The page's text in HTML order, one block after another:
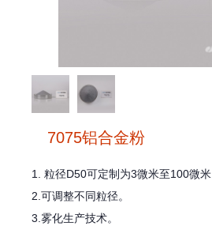
7075铝合金粉
1. 粒径D50可定制为3微米至100微米
2.可调整不同粒径。
3.雾化生产技术。